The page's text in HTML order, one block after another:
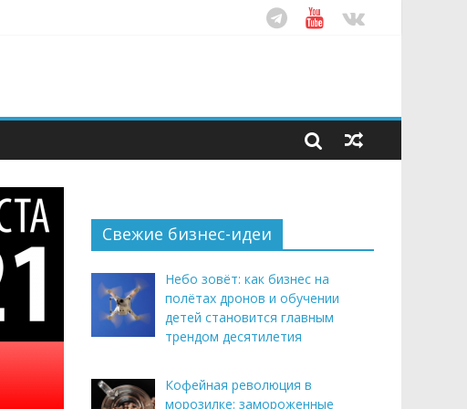
Свежие бизнес-идеи
Небо зовёт: как бизнес на
полётах дронов и обучении
детей становится главным
трендом десятилетия
Кофейная революция в
морозилке: замороженные